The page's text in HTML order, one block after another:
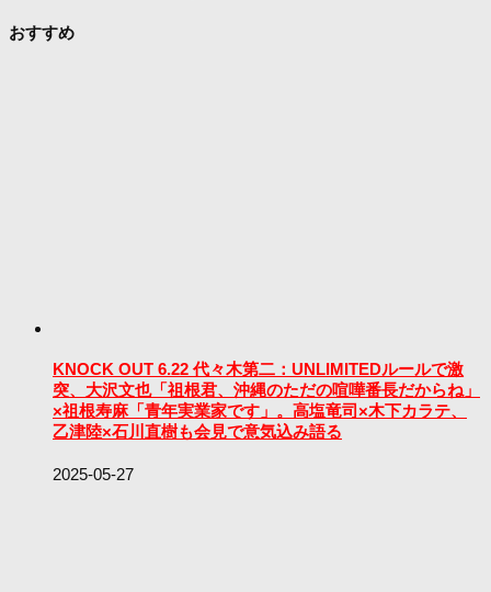
おすすめ
KNOCK OUT 6.22 代々木第二：UNLIMITEDルールで激
突、大沢文也「祖根君、沖縄のただの喧嘩番長だからね」
×祖根寿麻「青年実業家です」。高塩竜司×木下カラテ、
乙津陸×石川直樹も会見で意気込み語る
2025-05-27